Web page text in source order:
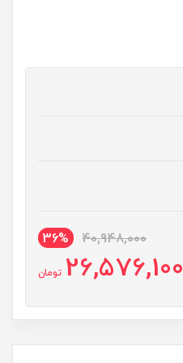
40,948,000
36%
26,576,100 تومان